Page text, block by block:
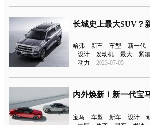
哈弗 新车 车型 新一代
设计
发动机 最大 紧凑
动力
2023-07-05
内外焕新！新一代宝
宝马 车型 新车 设计